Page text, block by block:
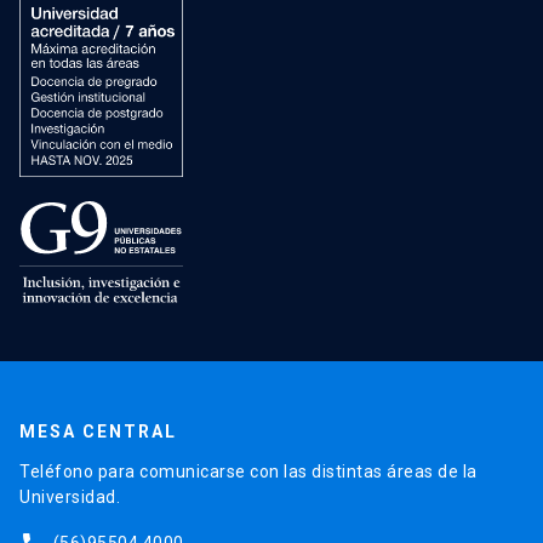
MESA CENTRAL
Teléfono para comunicarse con las distintas áreas de la
Universidad.